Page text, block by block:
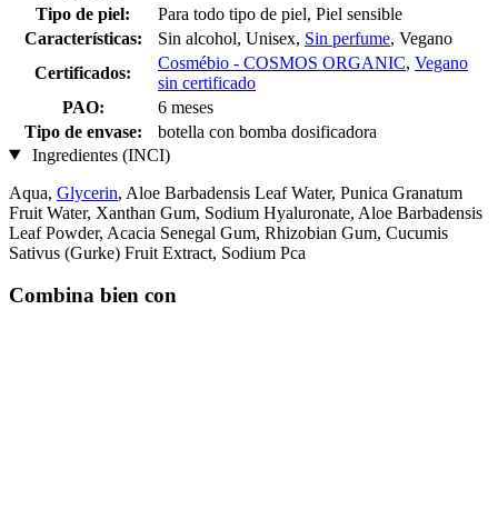
Tipo de piel:
Para todo tipo de piel, Piel sensible
Características:
Sin alcohol, Unisex, Sin perfume, Vegano
Certificados:
Cosmébio - COSMOS ORGANIC, Vegano
sin certificado
PAO:
6 meses
Tipo de envase:
botella con bomba dosificadora
Ingredientes (INCI)
Aqua, Glycerin, Aloe Barbadensis Leaf Water, Punica Granatum
Fruit Water, Xanthan Gum, Sodium Hyaluronate, Aloe Barbadensis
Leaf Powder, Acacia Senegal Gum, Rhizobian Gum, Cucumis
Sativus (Gurke) Fruit Extract, Sodium Pca
Combina bien con